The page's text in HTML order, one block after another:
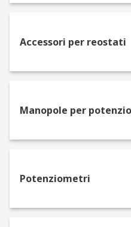
tipi diversi di dispositivi,
chitarre e bassi. I
valore minimo e
Come funziona un
circuito?
Il ruolo di un resistore
quello di consentire di
resistenza. Quando la
flusso della corrente
Accessori per reostati
Manopole per
Potenziometri